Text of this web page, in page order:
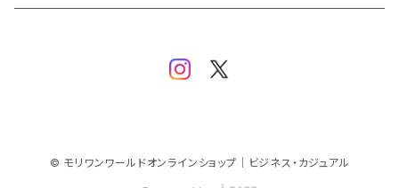
© モリワンワールドオンラインショップ｜ビジネス・カジュアル